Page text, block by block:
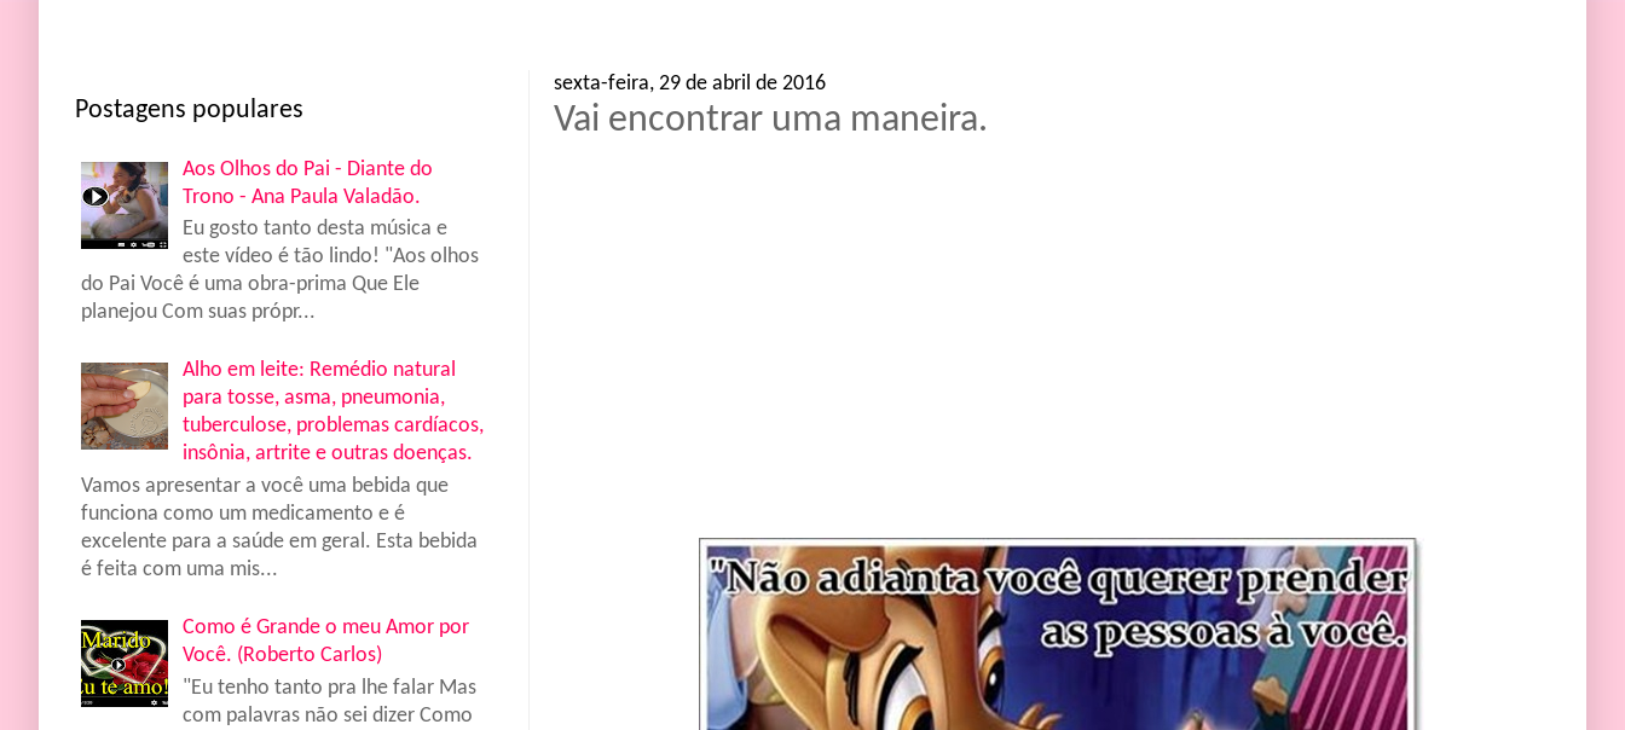
Postagens populares
Aos Olhos do Pai - Diante do
Trono - Ana Paula Valadão.
Eu gosto tanto desta música e
este vídeo é tão lindo! "Aos olhos
do Pai Você é uma obra-prima Que Ele
planejou Com suas própr...
Alho em leite: Remédio natural
para tosse, asma, pneumonia,
tuberculose, problemas cardíacos,
insônia, artrite e outras doenças.
Vamos apresentar a você uma bebida que
funciona como um medicamento e é
excelente para a saúde em geral. Esta bebida
é feita com uma mis...
Como é Grande o meu Amor por
Você. (Roberto Carlos)
"Eu tenho tanto pra lhe falar Mas
com palavras não sei dizer Como
sexta-feira, 29 de abril de 2016
Vai encontrar uma maneira.